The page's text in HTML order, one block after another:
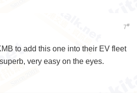
7#
to add this one into their EV fleet
very easy on the eyes.